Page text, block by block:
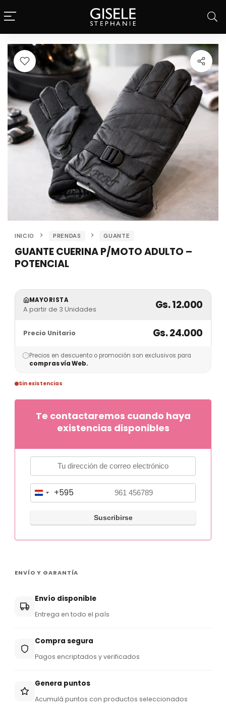
INICIO PRENDAS GUANTE
GUANTE CUERINA P/MOTO ADULTO –
POTENCIAL
MAYORISTA
A partir de 3 Unidades Gs. 12.000
Precio Unitario Gs. 24.000
Precios en descuento o promoción son exclusivos para
compras vía Web.
Sin existencias
Te contactaremos cuando haya
existencias disponibles
P
r
a
y
+
9
+595
ENVÍO Y GARANTÍA
Envío disponible
Entrega en todo el país
Compra segura
Pagos encriptados y verificados
Genera puntos
Acumulá puntos con productos seleccionados